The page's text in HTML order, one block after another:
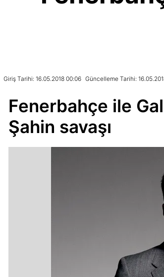
Giriş Tarihi: 16.05.2018 00:06 Güncelleme Tarihi:
Fenerbahçe ile
Şahin savaşı